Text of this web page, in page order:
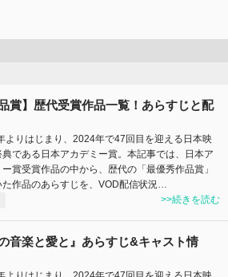
賞】歴代受賞作品一覧！あらすじと配
よりはじまり、2024年で47回目を迎える日本映
典である日本アカデミー賞。本記事では、日本ア
ー賞受賞作品の中から、歴代の「最優秀作品賞」
た作品のあらすじを、VOD配信状況…
>>続きを読む
音楽と愛と』あらすじ&キャスト情